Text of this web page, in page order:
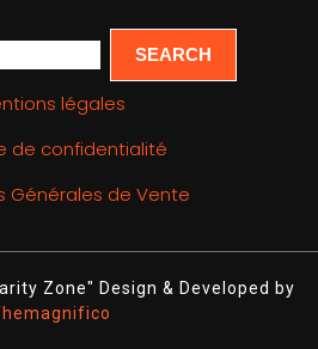
légales
de confidentialité
Générales de Vente
Zone" Design & Developed by